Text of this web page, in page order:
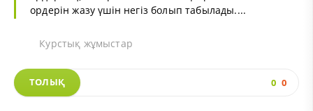
ордерін жазу үшін негіз болып табылады....
Курстық жұмыстар
ТОЛЫҚ 0 0